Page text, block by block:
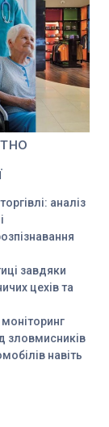
аналіз
завдяки
цехів та
зловмисників
навіть